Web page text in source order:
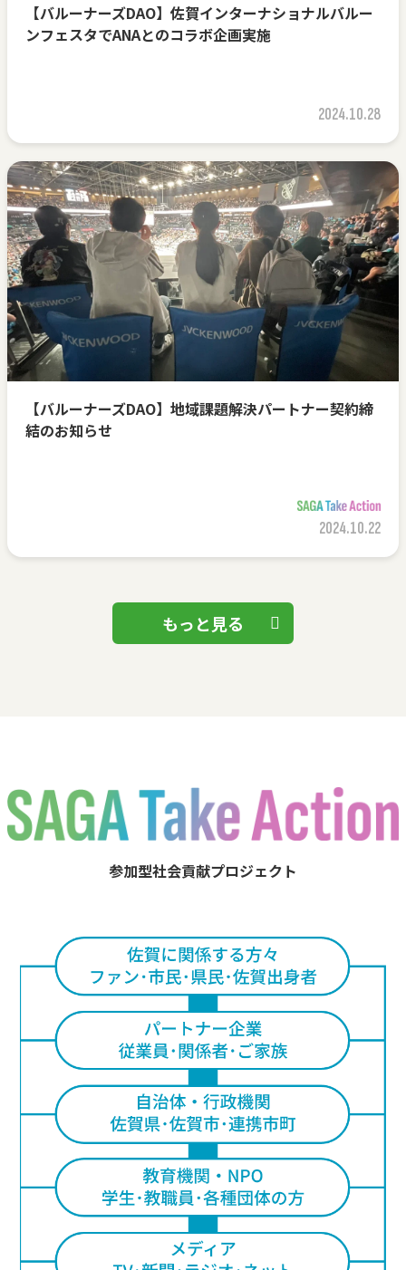
【バルーナーズDAO】佐賀インターナショナルバルー
ンフェスタでANAとのコラボ企画実施
2024.10.28
【バルーナーズDAO】地域課題解決パートナー契約締
結のお知らせ
2024.10.22
もっと見る
参加型社会貢献プロジェクト